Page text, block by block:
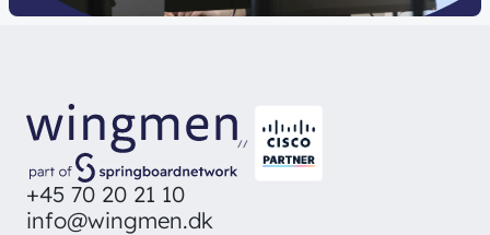
//
+45 70 20 21 10
info@wingmen.dk